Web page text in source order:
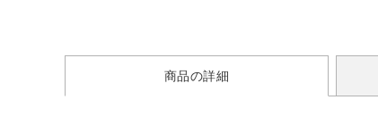
商品の詳細